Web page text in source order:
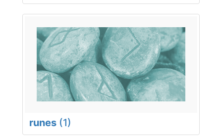
runes (1)